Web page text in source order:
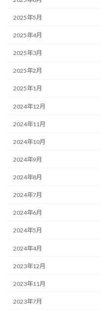
2025年5月
2025年4月
2025年3月
2025年2月
2025年1月
2024年12月
2024年11月
2024年10月
2024年9月
2024年8月
2024年7月
2024年6月
2024年5月
2024年4月
2023年12月
2023年11月
2023年7月